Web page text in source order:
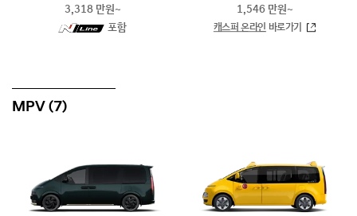
3,318 만원~
N
포함
1,546 만원~
캐스퍼 온라인 바로가기
MPV (7)